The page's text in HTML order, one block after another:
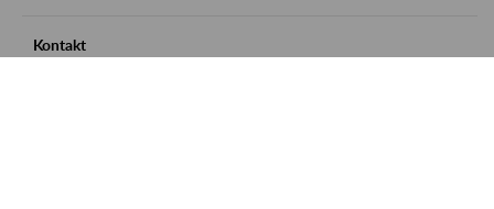
Kontakt